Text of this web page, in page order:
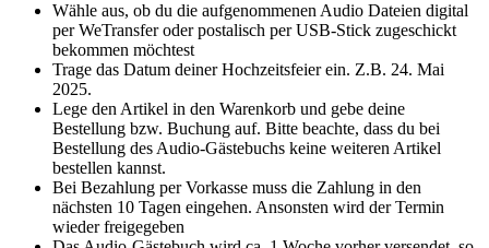
Wähle aus, ob du die aufgenommenen Audio Dateien digital
per WeTransfer oder postalisch per USB-Stick zugeschickt
bekommen möchtest
Trage das Datum deiner Hochzeitsfeier ein. Z.B. 24. Mai
2025.
Lege den Artikel in den Warenkorb und gebe deine
Bestellung bzw. Buchung auf. Bitte beachte, dass du bei
Bestellung des Audio-Gästebuchs keine weiteren Artikel
bestellen kannst.
Bei Bezahlung per Vorkasse muss die Zahlung in den
nächsten 10 Tagen eingehen. Ansonsten wird der Termin
wieder freigegeben